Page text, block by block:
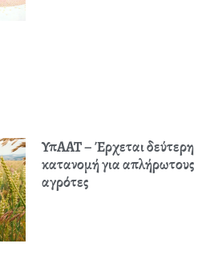
ΥπΑΑΤ – Έρχεται δεύτερη
κατανομή για απλήρωτους
αγρότες